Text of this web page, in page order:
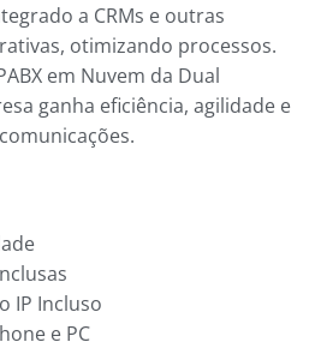
a CRMs e outras
otimizando processos.
em Nuvem da Dual
ganha eficiência, agilidade e
IP Incluso
e PC